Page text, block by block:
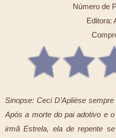
Número de
Editora:
Sinopse: Ceci D’Aplièse
Após a morte do pai adotivo e
irmã Estrela, ela de repente